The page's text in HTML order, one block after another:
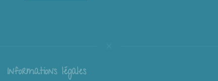
Informations légales